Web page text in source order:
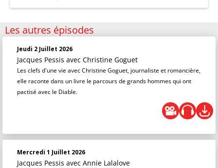
Les autres épisodes
Jeudi 2 Juillet 2026
Jacques Pessis avec Christine Goguet
Les clefs d'une vie avec Christine Goguet, journaliste et romancière,
elle raconte dans un livre le parcours de grands hommes qui ont
pactisé avec le Diable.
Mercredi 1 Juillet 2026
Jacques Pessis avec Annie Lalalove